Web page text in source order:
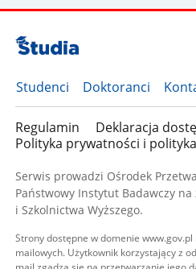
Studenci Doktoranci
Regulamin
Deklaracja
Polityka prywatności i
Serwis prowadzi Ośrodek
Państwowy Instytut Badawczy
i Szkolnictwa Wyższego.
Strony dostępne w domenie
mailowych. Użytkownik korzystający z